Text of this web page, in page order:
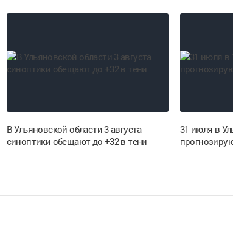
В Ульяновской области 3 августа
синоптики обещают до +32 в тени
31 июля в